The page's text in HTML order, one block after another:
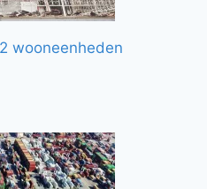
wooneenheden